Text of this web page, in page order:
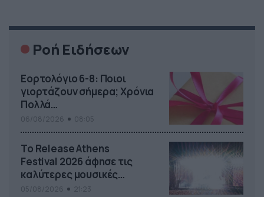
Ροή Ειδήσεων
Εορτολόγιο 6-8: Ποιοι
γιορτάζουν σήμερα; Χρόνια
Πολλά…
Το Release Athens
Festival 2026 άφησε τις
καλύτερες μουσικές
αναμνήσεις